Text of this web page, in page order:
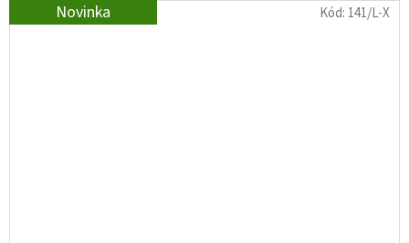
Novinka Kód: 141/L-X